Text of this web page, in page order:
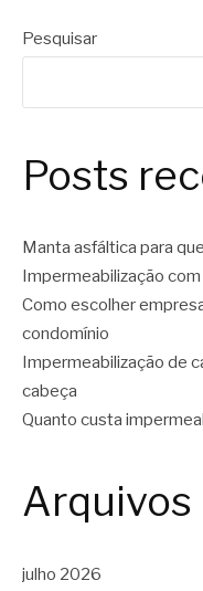
Pesquisar
Posts
Manta asfáltica para
Impermeabilização
Como escolher
condomínio
Impermeabilização de
cabeça
Quanto custa
Arquivos
julho 2026